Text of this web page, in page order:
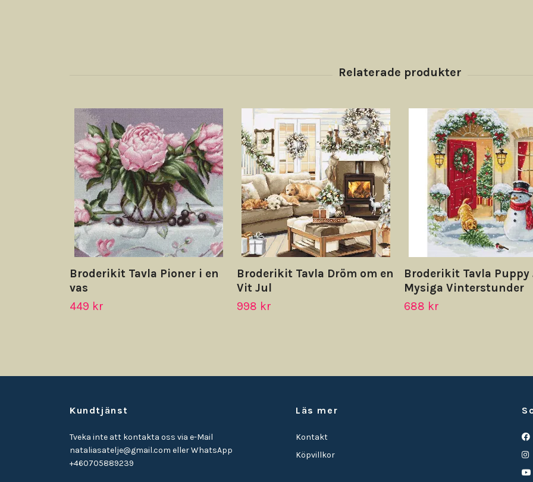
Broderikit Tavla Pioner i en
vas
449 kr
Broderikit Tavla Dröm om en
Vit Jul
998 kr
Broderikit Tavla Puppy
Mysiga Vinterstunder
688 kr
Kundtjänst
Tveka inte att kontakta oss via e-Mail
nataliasatelje@gmail.com eller WhatsApp
+460705889239
Läs mer
Kontakt
Köpvillkor